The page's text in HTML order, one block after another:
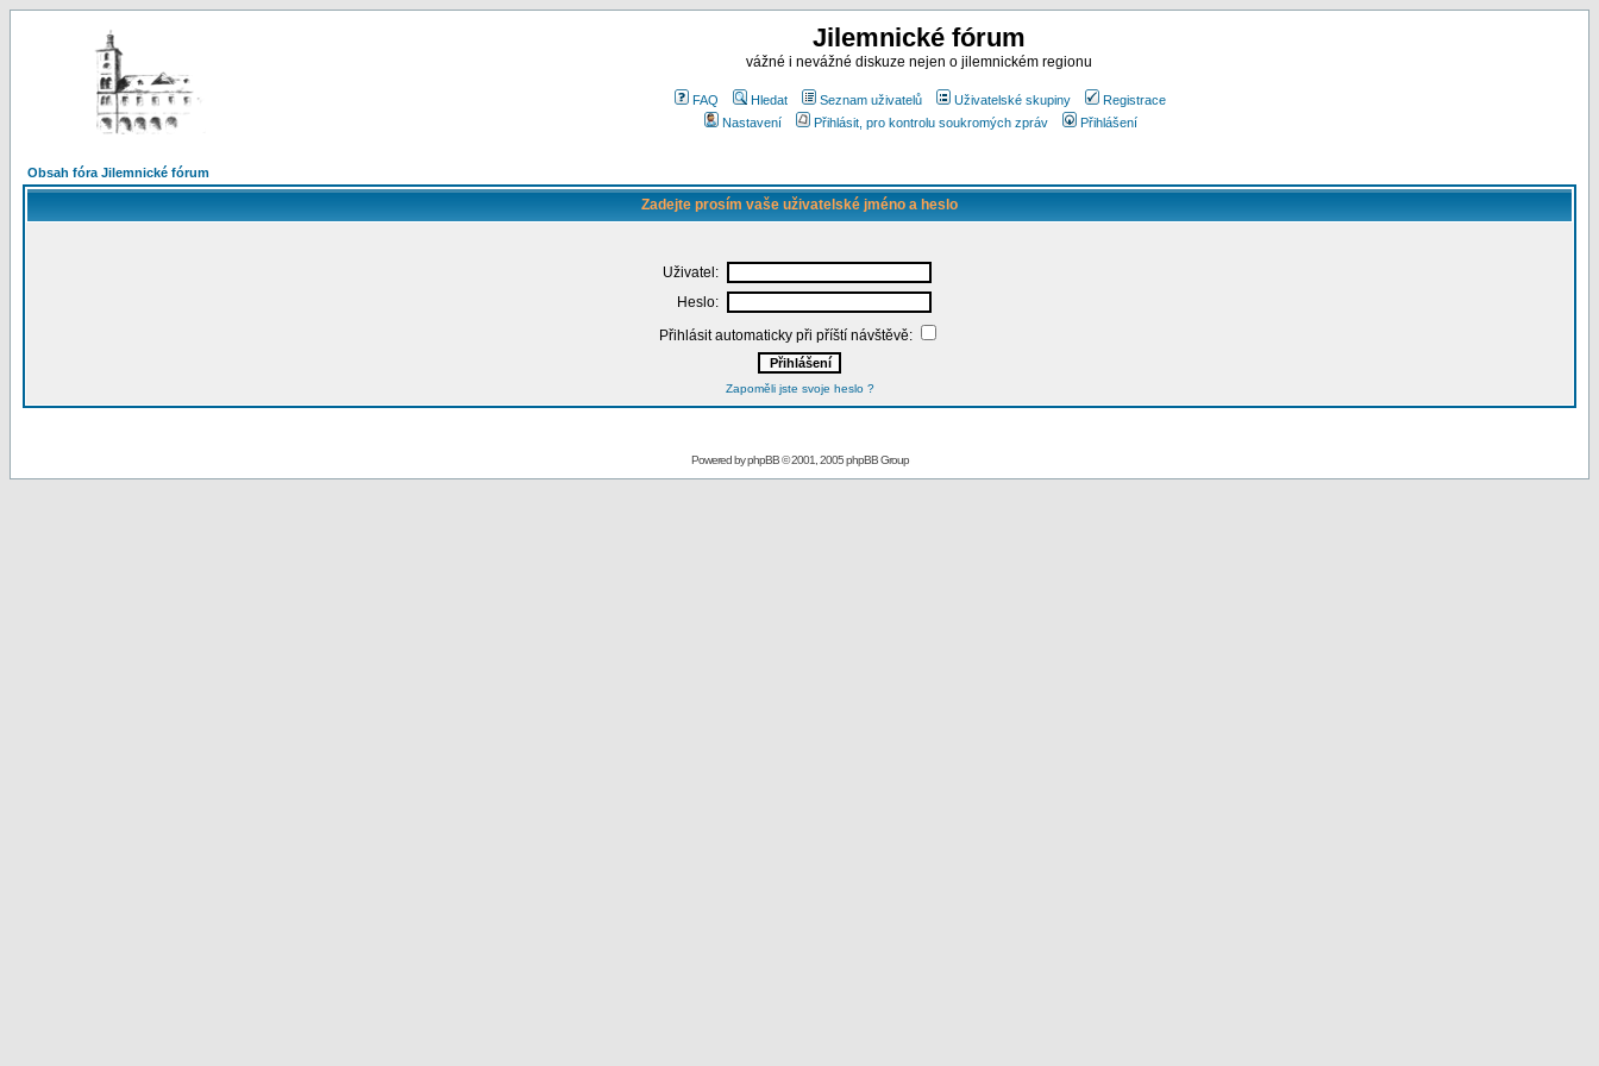
Jilemnické fórum
vážné i nevážné diskuze nejen o jilemnickém regionu
FAQ Hledat Seznam uživatelů Uživatelské skupiny
Registrace
Nastavení
Přihlásit, pro kontrolu soukromých zpráv Přihlášení
Obsah fóra Jilemnické fórum
Zadejte prosím vaše uživatelské jméno a heslo
Uživatel:
Heslo:
Přihlásit automaticky při příští návštěvě:
Zapoměli jste svoje heslo ?
Powered byphpBB© 2001, 2005 phpBB Group